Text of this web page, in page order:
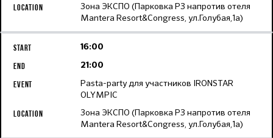
Зона ЭКСПО (Парковка Р3 напротив отеля
Mantera Resort&Congress, ул.Голубая,1а)
16:00
21:00
Pasta-party для участников IRONSTAR
OLYMPIC
Зона ЭКСПО (Парковка Р3 напротив отеля
Mantera Resort&Congress, ул.Голубая,1а)